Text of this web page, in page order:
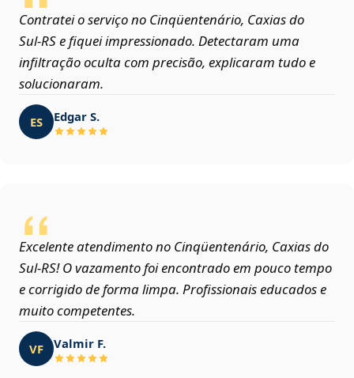
Contratei o serviço no Cinqüentenário, Caxias do
Sul‑RS e fiquei impressionado. Detectaram uma
infiltração oculta com precisão, explicaram tudo e
solucionaram.
ES Edgar S.
Excelente atendimento no Cinqüentenário, Caxias do
Sul‑RS! O vazamento foi encontrado em pouco tempo
e corrigido de forma limpa. Profissionais educados e
muito competentes.
VF Valmir F.